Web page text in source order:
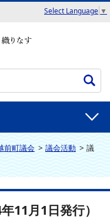
Select Language ▼
前町議会>議会活動>議
11月1日発行）